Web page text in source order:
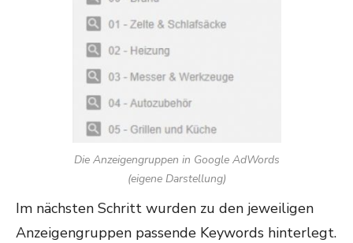
Die Anzeigengruppen in Google AdWords
(eigene Darstellung)
Im nächsten Schritt wurden zu den jeweiligen
Anzeigengruppen passende Keywords hinterlegt.